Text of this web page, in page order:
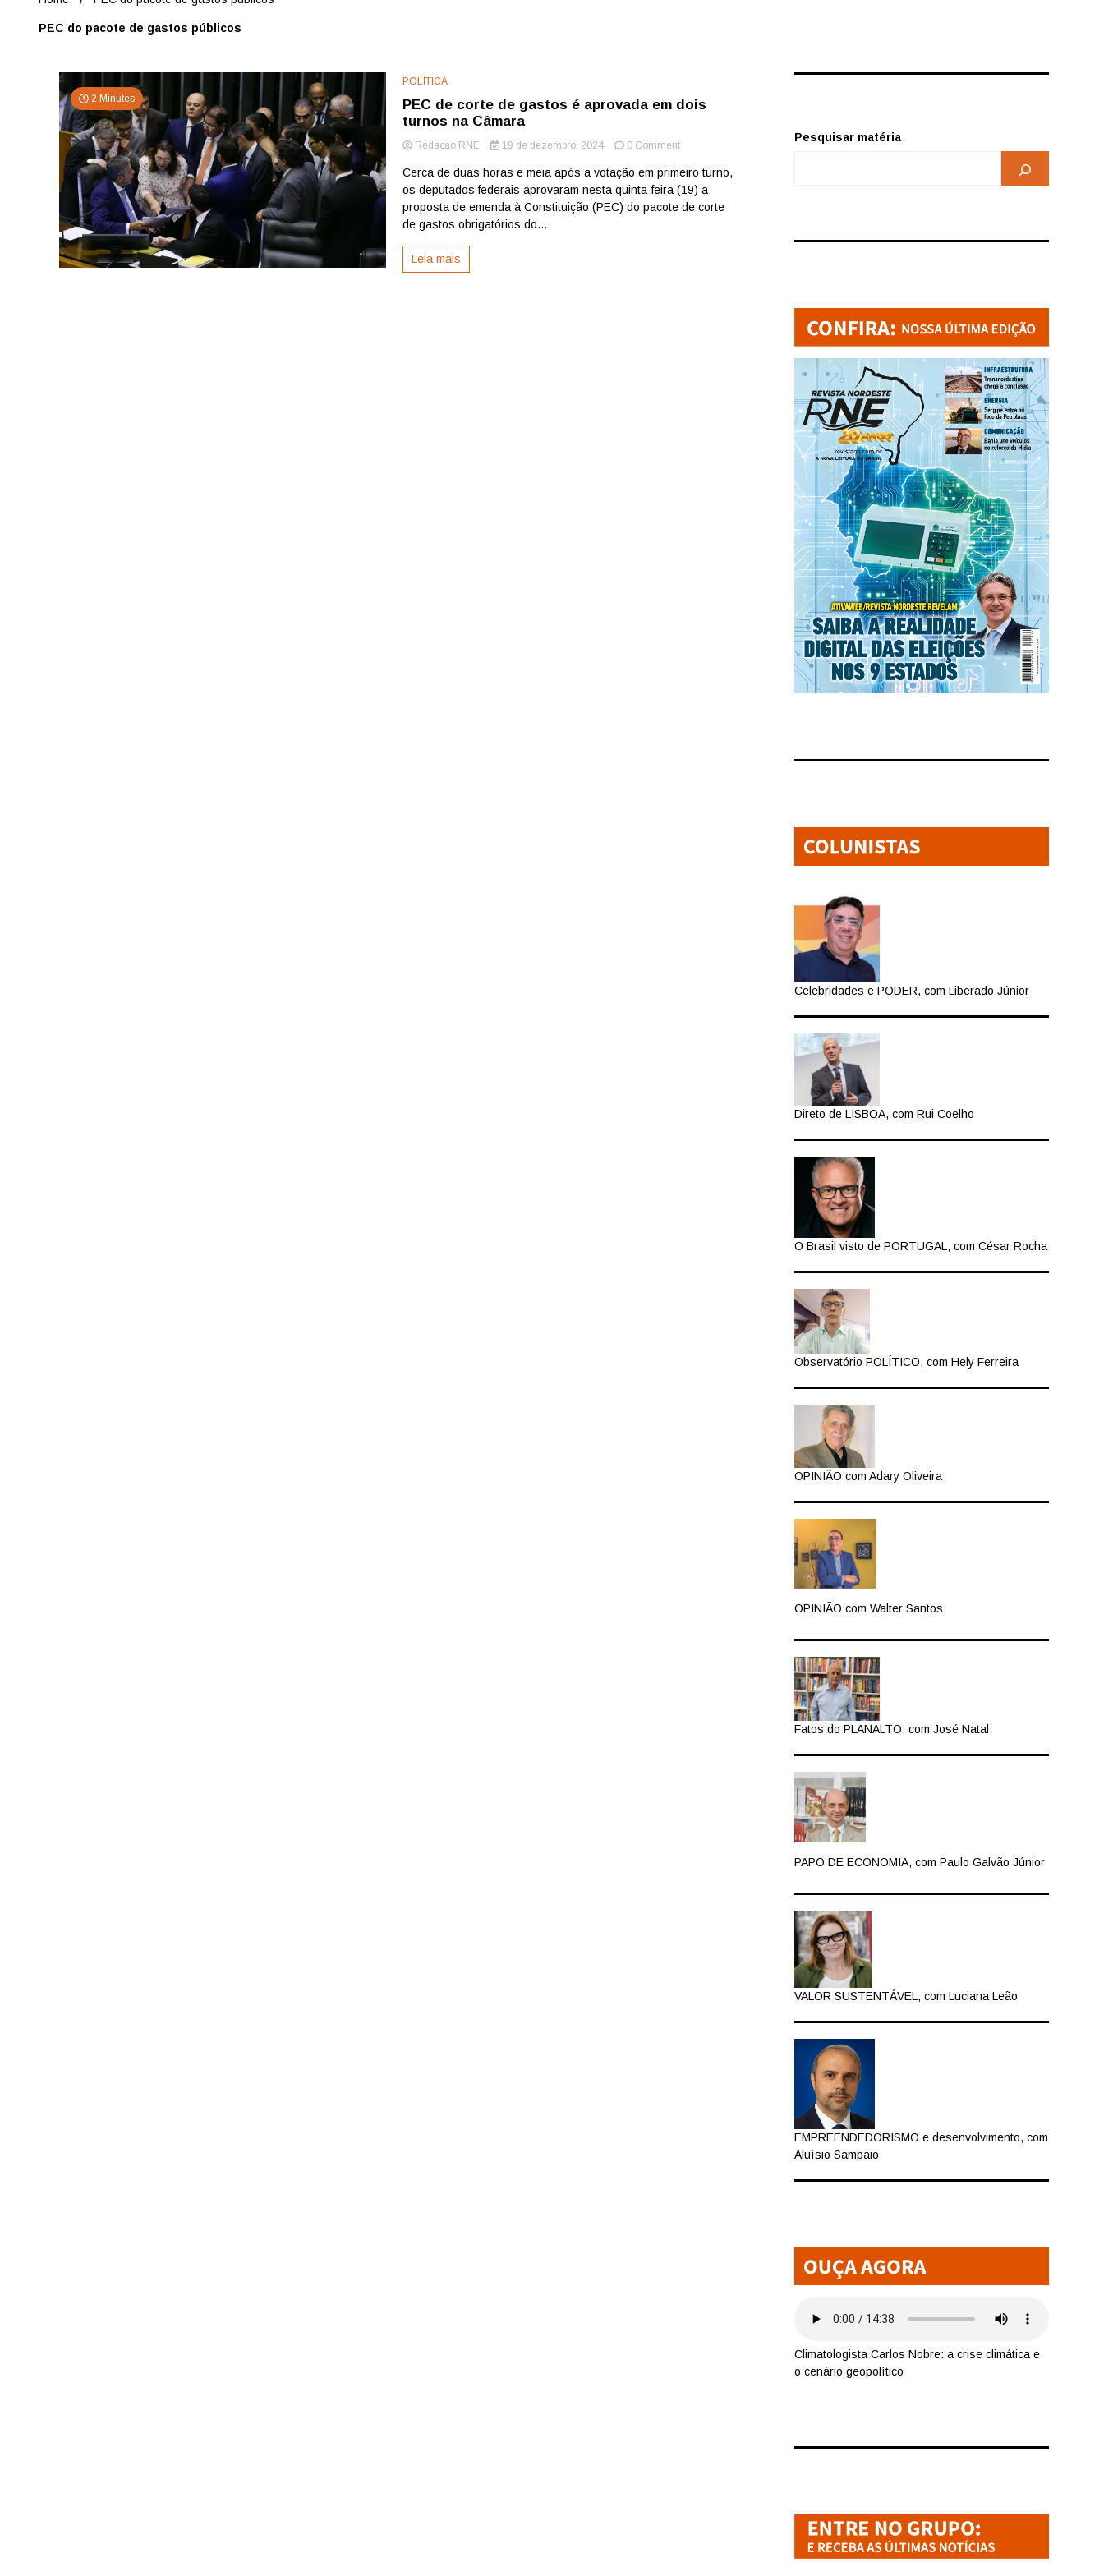
PEC do pacote de gastos públicos
2 Minutes
POLÍTICA
PEC de corte de gastos é aprovada em dois
turnos na Câmara
Redacao RNE 19 de dezembro, 2024 0 Commenton
de
corte
de
Cerca de duas horas e meia após a votação em primeiro turno,
os deputados federais aprovaram nesta quinta-feira (19) a
proposta de emenda à Constituição (PEC) do pacote de corte
de gastos obrigatórios do...
Leia mais
Pesquisar matéria
Celebridades e PODER, com Liberado Júnior
Direto de LISBOA, com Rui Coelho
O Brasil visto de PORTUGAL, com César Rocha
Observatório POLÍTICO, com Hely Ferreira
OPINIÃO com Adary Oliveira
OPINIÃO com Walter Santos
Fatos do PLANALTO, com José Natal
PAPO DE ECONOMIA, com Paulo Galvão Júnior
VALOR SUSTENTÁVEL, com Luciana Leão
EMPREENDEDORISMO e desenvolvimento, com
Aluísio Sampaio
Climatologista Carlos Nobre: a crise climática e
o cenário geopolítico